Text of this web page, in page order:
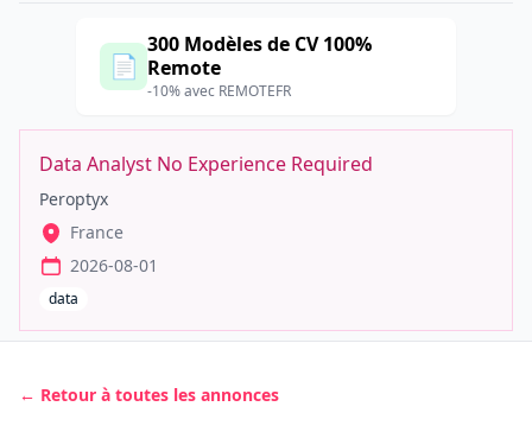
📄
300 Modèles de CV 100%
Remote
-10% avec REMOTEFR
Data Analyst No Experience Required
Peroptyx
France
2026-08-01
data
← Retour à toutes les annonces